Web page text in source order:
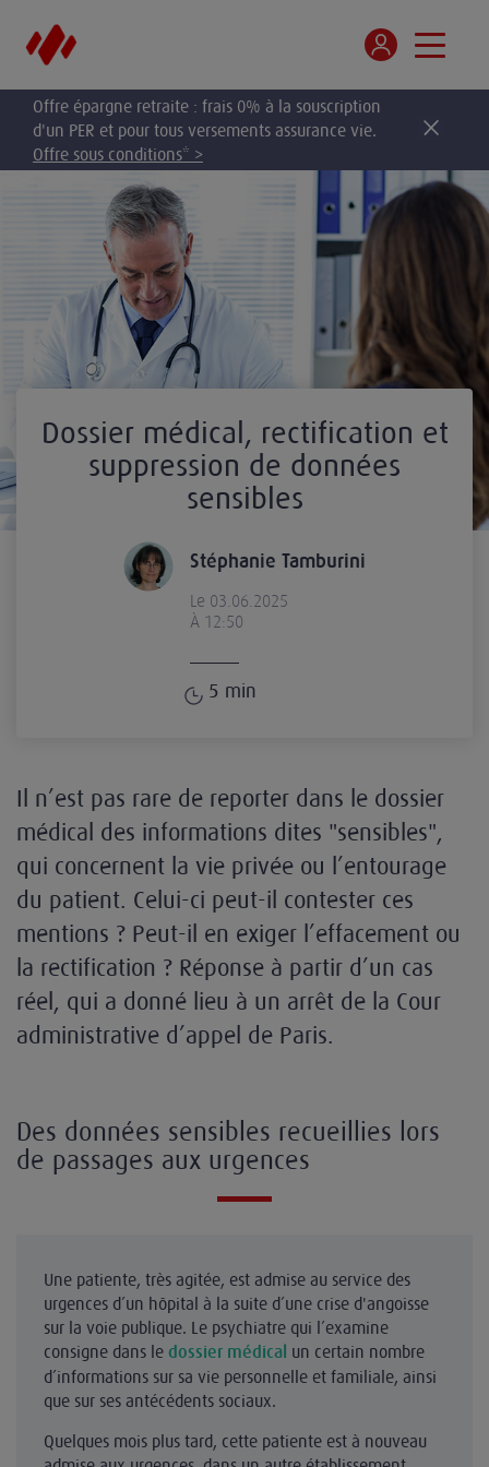
Offre épargne retraite : frais 0% à la souscription
d'un PER et pour tous versements assurance vie.
Offre sous conditions* >
Dossier médical, rectification et
suppression de données
sensibles
Stéphanie Tamburini
Le 03.06.2025
À 12:50
5 min
Il n’est pas rare de reporter dans le dossier
médical des informations dites "sensibles",
qui concernent la vie privée ou l’entourage
du patient. Celui-ci peut-il contester ces
mentions ? Peut-il en exiger l’effacement ou
la rectification ? Réponse à partir d’un cas
réel, qui a donné lieu à un arrêt de la Cour
administrative d’appel de Paris.
Des données sensibles recueillies lors
de passages aux urgences
Une patiente, très agitée, est admise au service des
urgences d’un hôpital à la suite d’une crise d'angoisse
sur la voie publique. Le psychiatre qui l’examine
consigne dans le dossier médical un certain nombre
d’informations sur sa vie personnelle et familiale, ainsi
que sur ses antécédents sociaux.
Quelques mois plus tard, cette patiente est à nouveau